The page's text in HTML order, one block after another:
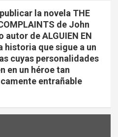
la novela THE
de John
de ALGUIEN EN
historia que sigue a un
cuyas personalidades
en un héroe tan
entrañable